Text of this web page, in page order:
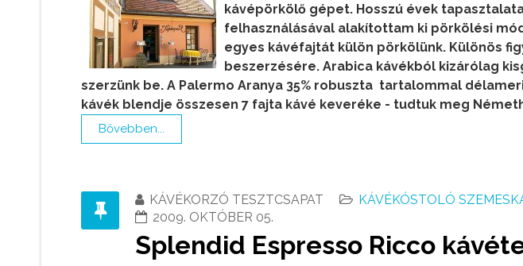
kávépörkölő gépet. Hosszú évek
felhasználásával alakítottam ki pörkölési
egyes kávéfajtát külön pörkölünk. Különös
beszerzésére. Arabica kávékból kizárólag
szerzünk be. A Palermo Aranya 35% robuszta tartalommal
kávék blendje összesen 7 fajta kávé keveréke - tudtuk meg
Bővebben...
KÁVÉKORZÓ TESZTCSAPAT
KÁVÉKÓSTOLÓ
2009. OKTÓBER 05.
Splendid Espresso Ricco